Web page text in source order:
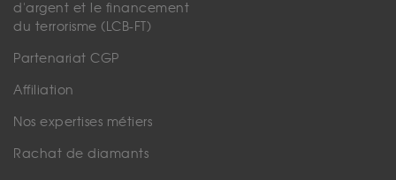
d'argent et le financement
du terrorisme (LCB-FT)
Partenariat CGP
Affiliation
Nos expertises métiers
Rachat de diamants